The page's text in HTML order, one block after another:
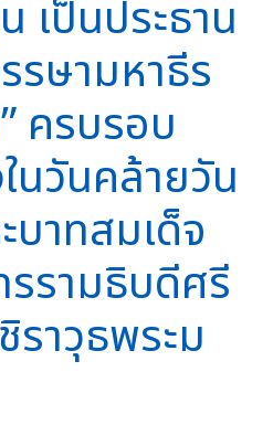
เป็นประธาน
รษามหาธีร
ครบรอบ
นวันคล้ายวัน
าทสมเด็จ
รามธิบดีศรี
าวุธพระม